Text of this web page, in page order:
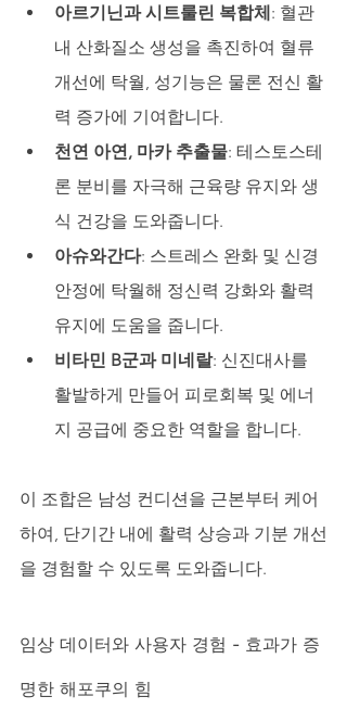
아르기닌과 시트룰린 복합체: 혈관
내 산화질소 생성을 촉진하여 혈류
개선에 탁월, 성기능은 물론 전신 활
력 증가에 기여합니다.
천연 아연, 마카 추출물: 테스토스테
론 분비를 자극해 근육량 유지와 생
식 건강을 도와줍니다.
아슈와간다: 스트레스 완화 및 신경
안정에 탁월해 정신력 강화와 활력
유지에 도움을 줍니다.
비타민 B군과 미네랄: 신진대사를
활발하게 만들어 피로회복 및 에너
지 공급에 중요한 역할을 합니다.
이 조합은 남성 컨디션을 근본부터 케어
하여, 단기간 내에 활력 상승과 기분 개선
을 경험할 수 있도록 도와줍니다.
임상 데이터와 사용자 경험 - 효과가 증
명한 해포쿠의 힘